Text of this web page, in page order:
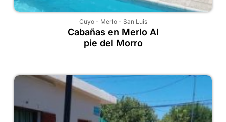
Cuyo- Merlo- San Luis
Cabañas en Merlo Al
pie del Morro